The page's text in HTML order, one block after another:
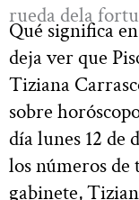
rueda dela
Qué significa
deja ver que
Tiziana
sobre
día lunes 12 de
los números
gabinete,